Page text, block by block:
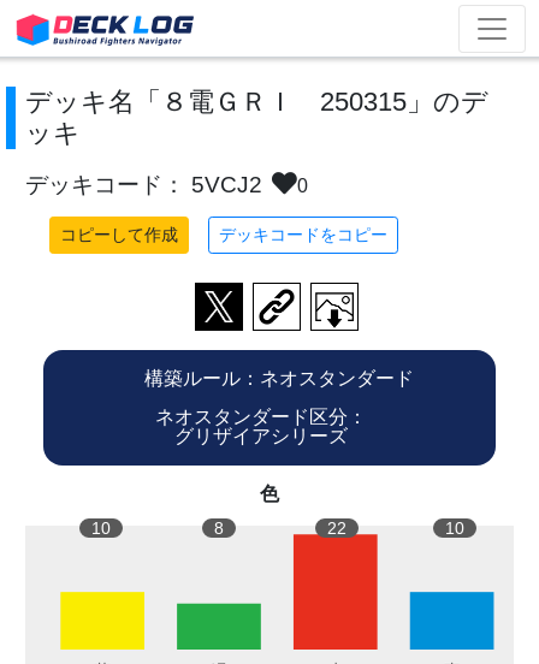
デッキ名「８電ＧＲＩ 250315」のデ
ッキ
デッキコード： 5VCJ2 0
コピーして作成 デッキコードをコピー
構築ルール：ネオスタンダード
ネオスタンダード区分：
グリザイアシリーズ
色
10 8 22 10